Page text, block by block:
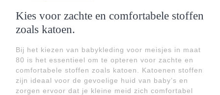
Kies voor zachte en comfortabele stoffen
zoals katoen.
Bij het kiezen van babykleding voor meisjes in maat
80 is het essentieel om te opteren voor zachte en
comfortabele stoffen zoals katoen. Katoenen stoffen
zijn ideaal voor de gevoelige huid van baby’s en
zorgen ervoor dat je kleine meid zich comfortabel